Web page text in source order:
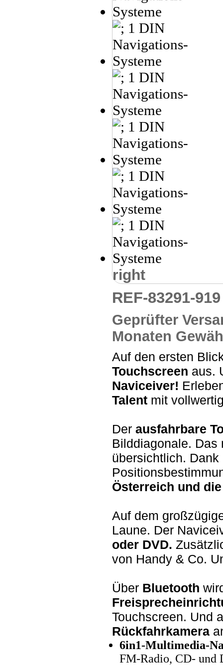
right
REF-83291-
Geprüfter
Monaten
Auf den ersten
Touchscreen aus.
Naviceiver!
Talent mit
Der ausfahrbare
Bilddiagonale. Das
übersichtlich.
Österreich und
Auf dem
Laune. Der
oder DVD.
von Handy & Co.
Über Bluetooth
Touchscreen. Und
Rückfahrkamera
6in1-Multimedia-
FM-Radio, CD- und